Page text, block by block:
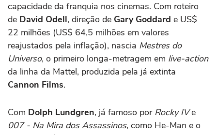
capacidade da franquia nos cinemas. Com roteiro
de David Odell, direção de Gary Goddard e US$
22 milhões (US$ 64,5 milhões em valores
reajustados pela inflação), nascia Mestres do
Universo, o primeiro longa-metragem em live-action
da linha da Mattel, produzida pela já extinta
Cannon Films.
Com Dolph Lundgren, já famoso por Rocky IVe
007 - Na Mira dos Assassinos, como He-Man e o